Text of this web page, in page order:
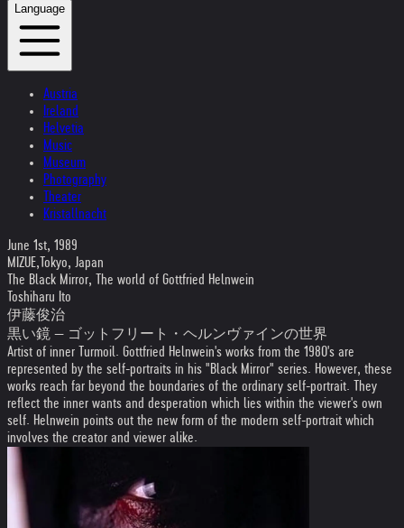
Language
Austria
Ireland
Helvetia
Music
Museum
Photography
Theater
Kristallnacht
June 1st, 1989
MIZUE,Tokyo, Japan
The Black Mirror, The world of Gottfried Helnwein
Toshiharu Ito
伊藤俊治
黒い鏡 — ゴットフリート・ヘルンヴァインの世界
Artist of inner Turmoil. Gottfried Helnwein's works from the 1980's are
represented by the self-portraits in his "Black Mirror" series. However, these
works reach far beyond the boundaries of the ordinary self-portrait. They
reflect the inner wants and desperation which lies within the viewer's own
self. Helnwein points out the new form of the modern self-portrait which
involves the creator and viewer alike.